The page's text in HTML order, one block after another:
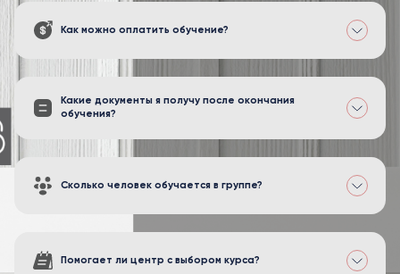
Как можно оплатить обучение?
Какие документы я получу после окончания
обучения?
Сколько человек обучается в группе?
Помогает ли центр с выбором курса?